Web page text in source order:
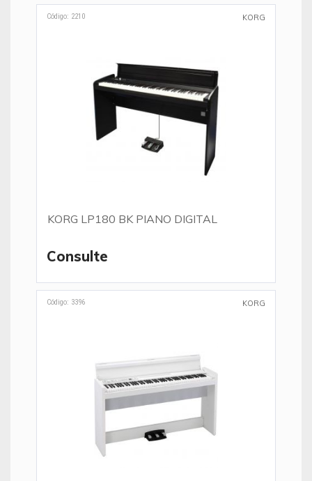
Código: 2210 KORG
KORG LP180 BK PIANO DIGITAL
Consulte
Código: 3396 KORG